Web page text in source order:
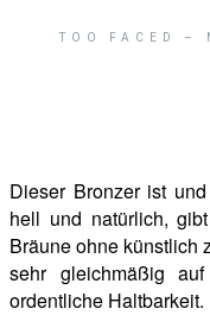
TOO FACED –
Dieser Bronzer ist
hell und natürlich,
Bräune ohne künstlich
sehr gleichmäßig
ordentliche Haltbarkeit.